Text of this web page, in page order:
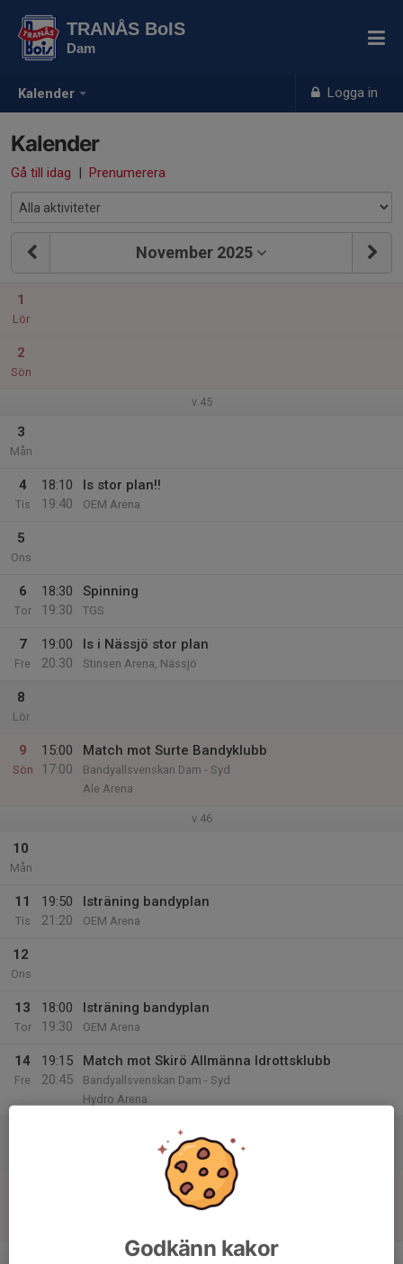
Kalender Logga in
TRANÅS BoIS
Dam
Kalender
Gå till idag | Prenumerera
November 2025
1
Lör
2
Sön
v.45
3
Mån
4
Tis
18:10
19:40
Is stor plan!!
OEM Arena
5
Ons
6
Tor
18:30
19:30
Spinning
TGS
7
Fre
19:00
20:30
Is i Nässjö stor plan
Stinsen Arena, Nässjö
8
Lör
9
Sön
15:00
17:00
Match mot Surte Bandyklubb
Bandyallsvenskan Dam - Syd
Ale Arena
v.46
10
Mån
11
Tis
19:50
21:20
Isträning bandyplan
OEM Arena
12
Ons
13
Tor
18:00
19:30
Isträning bandyplan
OEM Arena
14
Fre
19:15
20:45
Match mot Skirö Allmänna Idrottsklubb
Bandyallsvenskan Dam - Syd
Hydro Arena
Match mot Finspångs AIK / Hammarby IF
Bandyallsvenskan Dam - Syd
v.47
Godkänn kakor